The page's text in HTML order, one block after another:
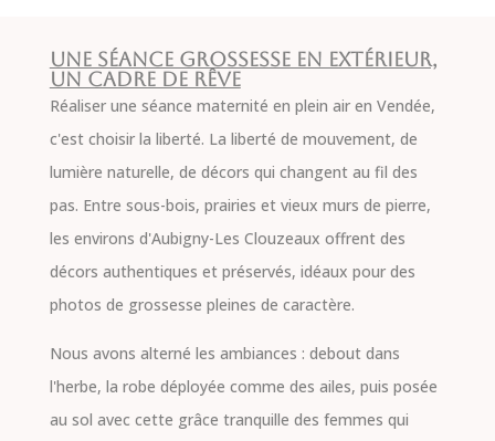
Une séance grossesse en extérieur,
un cadre de rêve
Réaliser une séance maternité en plein air en Vendée,
c'est choisir la liberté. La liberté de mouvement, de
lumière naturelle, de décors qui changent au fil des
pas. Entre sous-bois, prairies et vieux murs de pierre,
les environs d'Aubigny-Les Clouzeaux offrent des
décors authentiques et préservés, idéaux pour des
photos de grossesse pleines de caractère.
Nous avons alterné les ambiances : debout dans
l'herbe, la robe déployée comme des ailes, puis posée
au sol avec cette grâce tranquille des femmes qui